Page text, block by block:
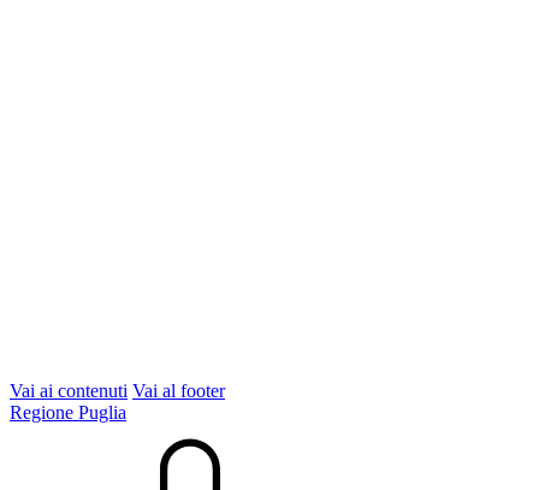
Vai ai contenuti Vai al footer
Regione Puglia